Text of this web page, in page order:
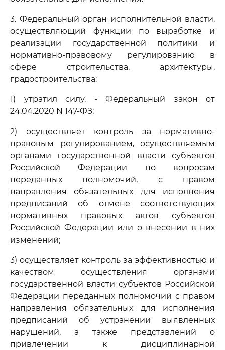
3. Федеральный орган исполнительной власти,
осуществляющий функции по выработке и
реализации государственной политики и
нормативно-правовому регулированию в
сфере строительства, архитектуры,
градостроительства:
1) утратил силу. - Федеральный закон от
24.04.2020 N 147-ФЗ;
2) осуществляет контроль за нормативно-
правовым регулированием, осуществляемым
органами государственной власти субъектов
Российской Федерации по вопросам
переданных полномочий, с правом
направления обязательных для исполнения
предписаний об отмене соответствующих
нормативных правовых актов субъектов
Российской Федерации или о внесении в них
изменений;
3) осуществляет контроль за эффективностью и
качеством осуществления органами
государственной власти субъектов Российской
Федерации переданных полномочий с правом
направления обязательных для исполнения
предписаний об устранении выявленных
нарушений, а также представлений о
привлечении к дисциплинарной